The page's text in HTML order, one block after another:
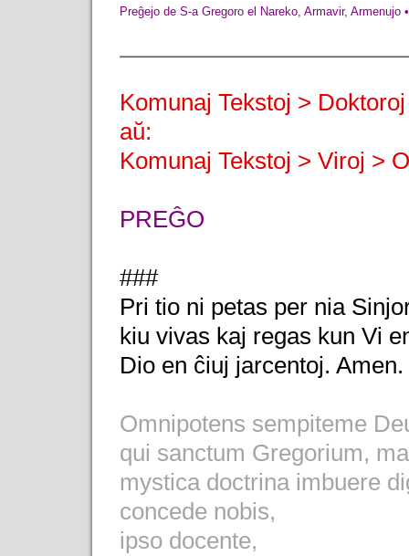
Preĝejo de S-a Gregoro el Nareko, Armavir,
Komunaj Tekstoj >
aŭ:
Komunaj Tekstoj > Viroj >
PREĜO
###
Pri tio ni petas per nia
kiu vivas kaj regas kun Vi
Dio en ĉiuj jarcentoj. Amen.
Omnipotens sempiteme
qui sanctum Gregorium,
mystica doctrina imbuere
concede nobis,
ipso docente,